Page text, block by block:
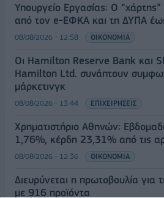
Υπουργείο Εργασίας: Ο
από τον e-ΕΦΚΑ και τη ΔΥΠΑ
08/08/2026 - 12:58 ΟΙΚΟΝΟΜΙΑ
Οι Hamilton Reserve Bank και
Hamilton Ltd. συνάπτουν
μάρκετινγκ
08/08/2026 - 13:44 ΕΠΙΧΕΙΡΗΣΕΙΣ
Χρηματιστήριο Αθηνών:
1,76%, κέρδη 23,31% από τις
08/08/2026 - 12:36 ΟΙΚΟΝΟΜΙΑ
Διευρύνεται η πρωτοβουλία για
με 916 προϊόντα